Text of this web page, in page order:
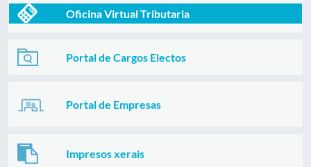
Oficina Virtual Tributaria
Portal de Cargos Electos
Portal de Empresas
Impresos xerais